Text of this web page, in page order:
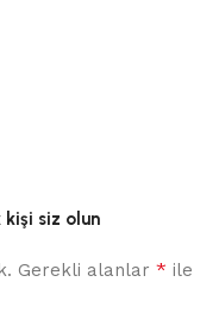
kişi siz olun
Gerekli alanlar * ile